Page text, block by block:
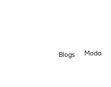
Blogs Moda